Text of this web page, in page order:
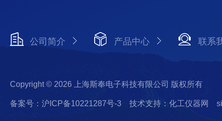
公司简介 产品中心 联系
Copyright © 2026 上海斯奉电子科技有限公司 版权所有
备案号：沪ICP备10221287号-3 技术支持：化工仪器网